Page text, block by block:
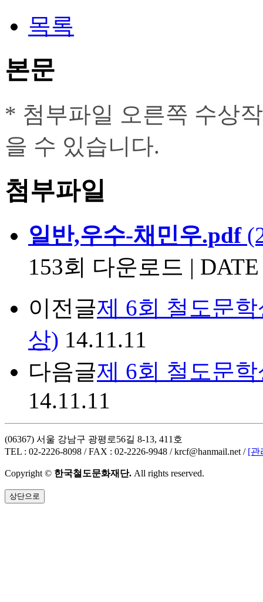
목록
본문
* 첨부파일 오른쪽 수상
을 수 있습니다.
첨부파일
일반,우수-채민우.pdf
153회 다운로드 |
이전글제 6회 철도문
상) 14.11.11
다음글제 6회 철도문
14.11.11
(06367) 서울 강남구 광평로56길 8-13, 411호
TEL : 02-2226-8098 / FAX : 02-2226-9948 / krcf@hanmail.net / [관
Copyright © 한국철도문화재단. All rights reserved.
상단으로